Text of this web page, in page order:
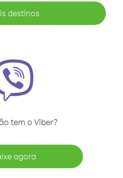
destinos
tem o Viber?
agora